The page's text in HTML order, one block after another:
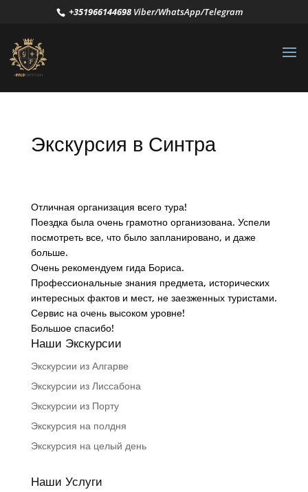
+351966144698Viber/WhatsApp/Telegram
Экскурсия в Синтра
Отличная организация всего тура!
Поездка была очень грамотно организована. Успели
посмотреть все, что было запланировано, и даже
больше.
Очень рекомендуем гида Бориса.
Профессиональные знания предмета, исторических
интересных фактов и мест, не заезженных туристами.
Сервис на очень высоком уровне!
Большое спасибо!
Наши Экскурсии
Экскурсии из Алгарве
Экскурсии из Лиссабона
Экскурсии из Порту
Экскурсия на полдня
Экскурсия на целый день
Наши Услуги